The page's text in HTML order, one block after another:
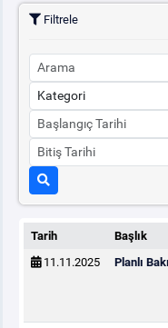
Filtrele
Tarih Başlık
11.11.2025
Planlı